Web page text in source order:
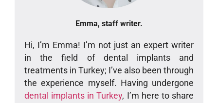
Emma, staff writer.
Hi, I’m Emma! I’m not just an expert writer
in the field of dental implants and
treatments in Turkey; I’ve also been through
the experience myself. Having undergone
dental implants in Turkey, I’m here to share